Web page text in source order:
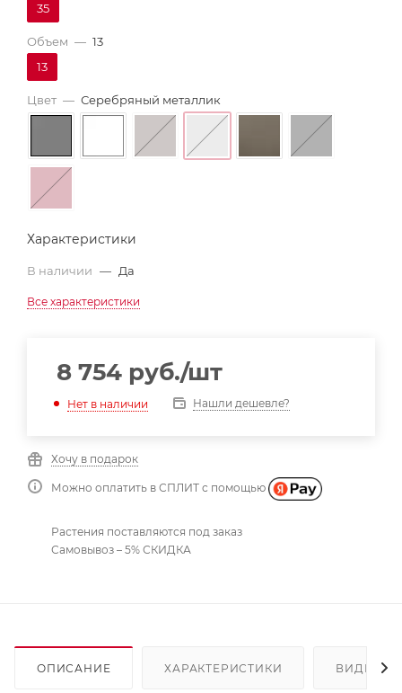
35
Объем — 13
13
Цвет — Серебряный металлик
Характеристики
В наличии — Да
Все характеристики
8 754 руб./шт
Нет в наличии Нашли дешевле?
Хочу в подарок
Можно оплатить в СПЛИТ с помощью
Растения поставляются под заказ
Самовывоз – 5% СКИДКА
ОПИСАНИЕ ХАРАКТЕРИСТИКИ ВИДЕО